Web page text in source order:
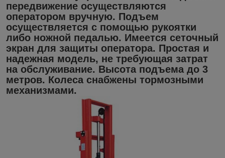
передвижение осуществляются
оператором вручную. Подъем
осуществляется с помощью рукоятки
либо ножной педалью. Имеется сеточный
экран для защиты оператора. Простая и
надежная модель, не требующая затрат
на обслуживание. Высота подъема до 3
метров. Колеса снабжены тормозными
механизмами.